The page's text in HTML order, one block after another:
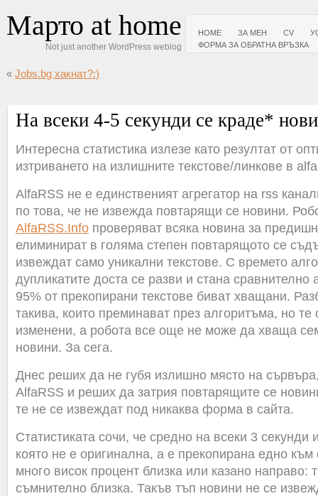
Марто at home
Not just another WordPress weblog
HOME ЗА МЕН CV
ФОРМА ЗА ОБРАТНА ВРЪЗКА
« Jobs.bg хакнат?:)
На всеки 4-5 секунди се краде*
Интересна статистика излезе като резултат от
изтриването на излишните текстове/линкове в
AlfaRSS не е единственият агрегатор на rss
по това, че не извежда повтарящи се новини.
AlfaRSS.Info проверяват всяка новина за
елиминират в голяма степен повтарящото се
извеждат само уникални текстове. С времето
дупликатите доста се разви и стана сравнително
95% от прекопирани текстове биват хващани.
такива, които преминават през алгоритъма, но те
изменени, а робота все още не може да хваща
новини. За сега.
Днес реших да не губя излишно място на
AlfaRSS и реших да затрия повтарящите се
те не се извеждат под никаква форма в сайта.
Статистиката сочи, че средно на всеки 3 секунди
която не е оригинална, а е прекопирана едно
много висок процент близка или казано направо:
съмнително близка. Такъв тъп новини не се